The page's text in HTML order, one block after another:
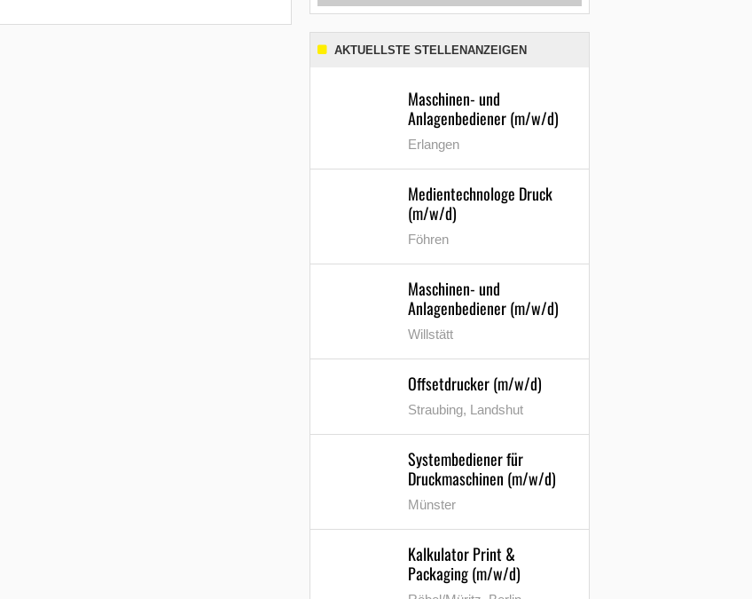
AKTUELLSTE STELLENANZEIGEN
Maschinen- und
Anlagenbediener (m/w/d)
Erlangen
Medientechnologe Druck
(m/w/d)
Föhren
Maschinen- und
Anlagenbediener (m/w/d)
Willstätt
Offsetdrucker (m/w/d)
Straubing, Landshut
Systembediener für
Druckmaschinen (m/w/d)
Münster
Kalkulator Print &
Packaging (m/w/d)